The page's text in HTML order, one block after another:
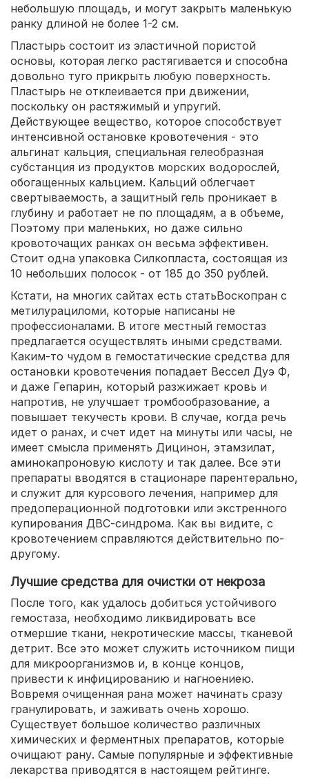
небольшую площадь, и могут закрыть маленькую
ранку длиной не более 1-2 см.
Пластырь состоит из эластичной пористой
основы, которая легко растягивается и способна
довольно туго прикрыть любую поверхность.
Пластырь не отклеивается при движении,
поскольку он растяжимый и упругий.
Действующее вещество, которое способствует
интенсивной остановке кровотечения - это
альгинат кальция, специальная гелеобразная
субстанция из продуктов морских водорослей,
обогащенных кальцием. Кальций облегчает
свертываемость, а защитный гель проникает в
глубину и работает не по площадям, а в объеме,
Поэтому при маленьких, но даже сильно
кровоточащих ранках он весьма эффективен.
Стоит одна упаковка Силкопласта, состоящая из
10 небольших полосок - от 185 до 350 рублей.
Кстати, на многих сайтах есть статьВоскопран с
метилурациломи, которые написаны не
профессионалами. В итоге местный гемостаз
предлагается осуществлять иными средствами.
Каким-то чудом в гемостатические средства для
остановки кровотечения попадает Вессел Дуэ Ф,
и даже Гепарин, который разжижает кровь и
напротив, не улучшает тромбообразование, а
повышает текучесть крови. В случае, когда речь
идет о ранах, и счет идет на минуты или часы, не
имеет смысла применять Дицинон, этамзилат,
аминокапроновую кислоту и так далее. Все эти
препараты вводятся в стационаре парентерально,
и служит для курсового лечения, например для
предоперационной подготовки или экстренного
купирования ДВС-синдрома. Как вы видите, с
кровотечением справляются действительно по-
другому.
Лучшие средства для очистки от некроза
После того, как удалось добиться устойчивого
гемостаза, необходимо ликвидировать все
отмершие ткани, некротические массы, тканевой
детрит. Все это может служить источником пищи
для микроорганизмов и, в конце концов,
привести к инфицированию и нагноениею.
Вовремя очищенная рана может начинать сразу
гранулировать, и заживать очень хорошо.
Существует большое количество различных
химических и ферментных препаратов, которые
очищают рану. Самые популярные и эффективные
лекарства приводятся в настоящем рейтинге.